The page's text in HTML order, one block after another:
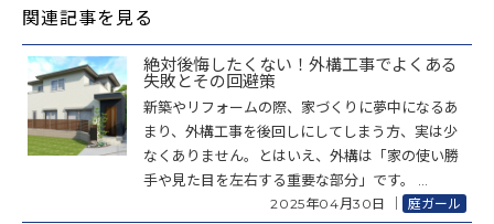
関連記事を見る
絶対後悔したくない！外構工事でよくある
失敗とその回避策
新築やリフォームの際、家づくりに夢中になるあ
まり、外構工事を後回しにしてしまう方、実は少
なくありません。とはいえ、外構は「家の使い勝
手や見た目を左右する重要な部分」です。 ...
2025年04月30日 庭ガール